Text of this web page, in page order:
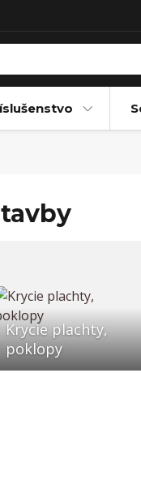
Krycie plachty,
poklopy